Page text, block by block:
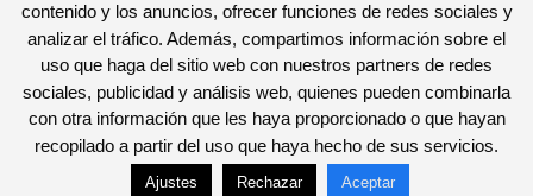
© Newspaper WordPress Theme by TagDiv
contenido y los anuncios, ofrecer funciones de redes sociales y
analizar el tráfico. Además, compartimos información sobre el
uso que haga del sitio web con nuestros partners de redes
sociales, publicidad y análisis web, quienes pueden combinarla
con otra información que les haya proporcionado o que hayan
recopilado a partir del uso que haya hecho de sus servicios.
Ajustes Rechazar Aceptar